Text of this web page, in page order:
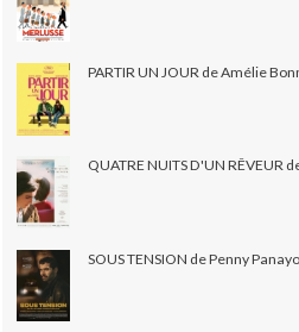
PARTIR UN JOUR de Amélie
QUATRE NUITS D'UN RÊVEUR
SOUS TENSION de Penny